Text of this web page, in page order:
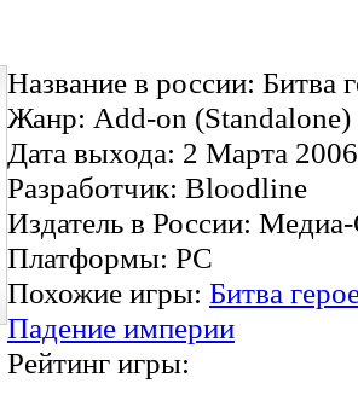
Название в россии: Битва
Жанр: Add-on
Дата выхода: 2 Марта
Разработчик: Bloodline
Издатель в России:
Платформы: PC
Похожие игры: Битва
Падение империи
Рейтинг игры: